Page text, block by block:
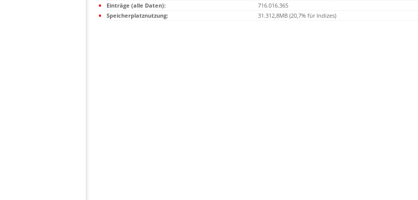
Einträge (alle Daten):
716.016.365
Speicherplatznutzung:
31.312,8MB (20,7% für Indizes)